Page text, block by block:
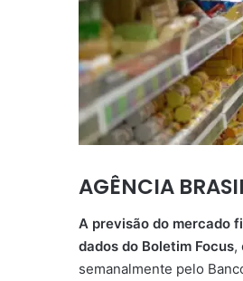
AGÊNCIA
A previsão do mercado
dados do Boletim Focus,
semanalmente pelo